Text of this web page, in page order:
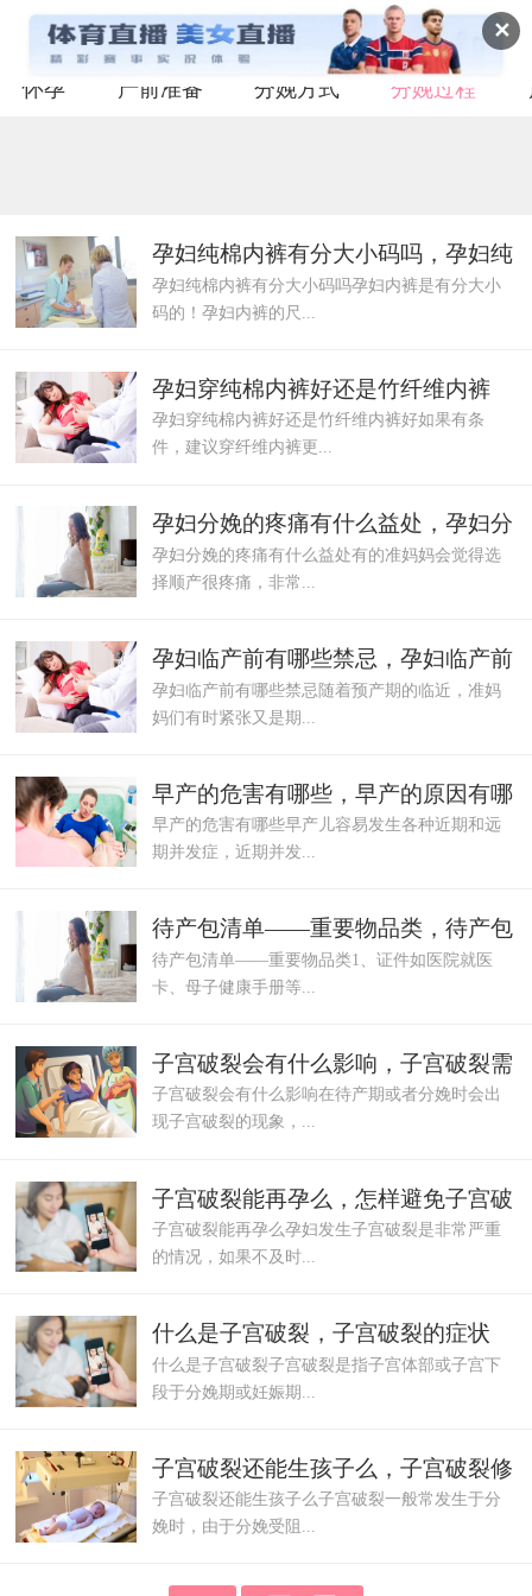
✕
怀孕 产前准备 分娩方式 分娩过程
孕妇纯棉内裤有分大小码吗，孕妇纯
棉内裤什么
孕妇纯棉内裤有分大小码吗孕妇内裤是有分大小
码的！孕妇内裤的尺...
孕妇穿纯棉内裤好还是竹纤维内裤
好，孕妇待产
孕妇穿纯棉内裤好还是竹纤维内裤好如果有条
件，建议穿纤维内裤更...
孕妇分娩的疼痛有什么益处，孕妇分
娩呼吸法
孕妇分娩的疼痛有什么益处有的准妈妈会觉得选
择顺产很疼痛，非常...
孕妇临产前有哪些禁忌，孕妇临产前
需要注意什
孕妇临产前有哪些禁忌随着预产期的临近，准妈
妈们有时紧张又是期...
早产的危害有哪些，早产的原因有哪
些
早产的危害有哪些早产儿容易发生各种近期和远
期并发症，近期并发...
待产包清单——重要物品类，待产包
清单——准
待产包清单——重要物品类1、证件如医院就医
卡、母子健康手册等...
子宫破裂会有什么影响，子宫破裂需
要怎样保养
子宫破裂会有什么影响在待产期或者分娩时会出
现子宫破裂的现象，...
子宫破裂能再孕么，怎样避免子宫破
裂
子宫破裂能再孕么孕妇发生子宫破裂是非常严重
的情况，如果不及时...
什么是子宫破裂，子宫破裂的症状
什么是子宫破裂子宫破裂是指子宫体部或子宫下
段于分娩期或妊娠期...
子宫破裂还能生孩子么，子宫破裂修
补术的适用
子宫破裂还能生孩子么子宫破裂一般常发生于分
娩时，由于分娩受阻...